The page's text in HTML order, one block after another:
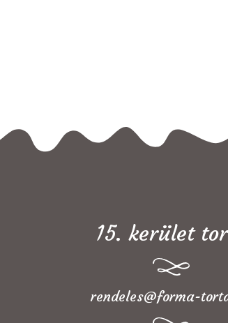
15. kerület
rendeles@forma-